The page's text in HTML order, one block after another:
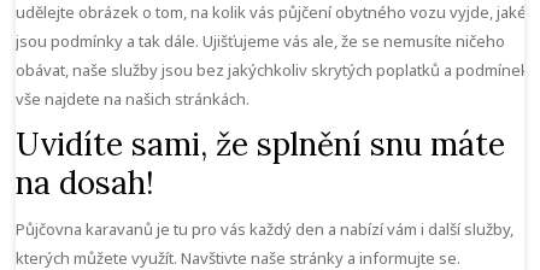
udělejte obrázek o tom, na kolik vás půjčení obytného vozu vyjde, jaké
jsou podmínky a tak dále. Ujišťujeme vás ale, že se nemusíte ničeho
obávat, naše služby jsou bez jakýchkoliv skrytých poplatků a podmínek,
vše najdete na našich stránkách.
Uvidíte sami, že splnění snu máte
na dosah!
Půjčovna karavanů je tu pro vás každý den a nabízí vám i další služby,
kterých můžete využít. Navštivte naše stránky a informujte se.